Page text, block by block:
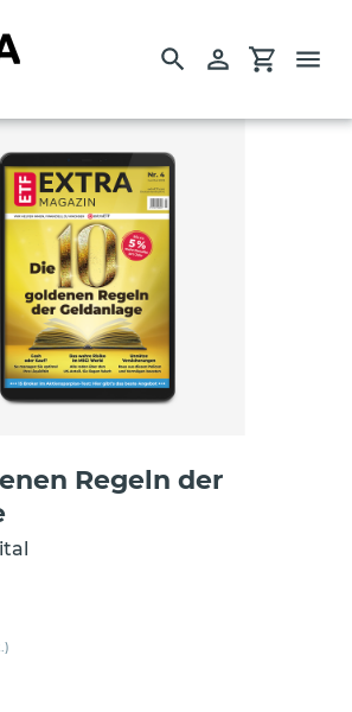
SuchenEinloggen
Regeln der